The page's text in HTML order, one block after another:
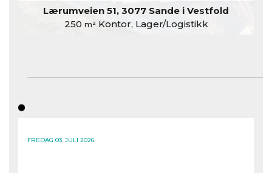
Lærumveien 51, 3077 Sande i Vestfold
250 m²Kontor, Lager/Logistikk
FREDAG 03. JULI 2026